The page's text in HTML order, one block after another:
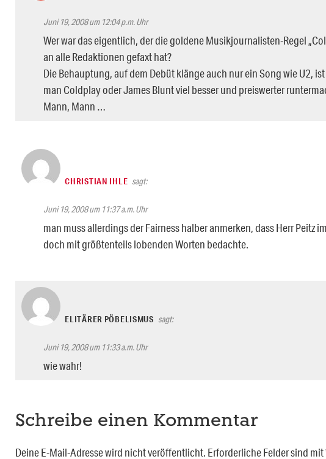
Juni 19, 2008 um 12:04 p.m. Uhr
Wer war das eigentlich, der die goldene Musikjournalisten-Regel
an alle Redaktionen gefaxt hat?
Die Behauptung, auf dem Debüt klänge auch nur ein Song wie U2,
man Coldplay oder James Blunt viel besser und preiswerter
Mann, Mann …
CHRISTIAN IHLE sagt:
Juni 19, 2008 um 11:37 a.m. Uhr
man muss allerdings der Fairness halber anmerken, dass Herr Peitz
doch mit größtenteils lobenden Worten bedachte.
ELITÄRER PÖBELISMUS sagt:
Juni 19, 2008 um 11:33 a.m. Uhr
wie wahr!
Schreibe einen Kommentar
Deine E-Mail-Adresse wird nicht veröffentlicht. Erforderliche Felder sind mit